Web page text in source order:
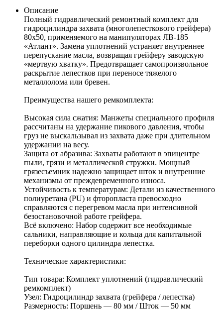
Описание
Полный гидравлический ремонтный комплект для
гидроцилиндра захвата (многолепесткового грейфера)
80х50, применяемого на манипуляторах ЛВ-185
«Атлант». Замена уплотнений устраняет внутреннее
перепускание масла, возвращая грейферу заводскую
«мертвую хватку». Предотвращает самопроизвольное
раскрытие лепестков при переносе тяжелого
металлолома или бревен.
Преимущества нашего ремкомплекта:
Высокая сила сжатия: Манжеты специального профиля
рассчитаны на удержание пикового давления, чтобы
груз не выскальзывал из захвата даже при длительном
удержании на весу.
Защита от абразива: Захваты работают в эпицентре
пыли, грязи и металлической стружки. Мощный
грязесъемник надежно защищает шток и внутренние
механизмы от преждевременного износа.
Устойчивость к температурам: Детали из качественного
полиуретана (PU) и фторопласта превосходно
справляются с перегревом масла при интенсивной
безостановочной работе грейфера.
Всё включено: Набор содержит все необходимые
сальники, направляющие и кольца для капитальной
переборки одного цилиндра лепестка.
Технические характеристики:
Тип товара: Комплект уплотнений (гидравлический
ремкомплект)
Узел: Гидроцилиндр захвата (грейфера / лепестка)
Размерность: Поршень — 80 мм / Шток — 50 мм